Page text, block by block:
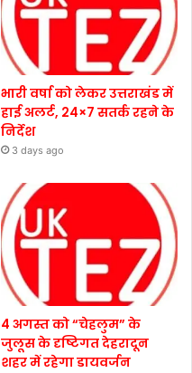
भारी वर्षा को लेकर उत्तराखंड में
हाई अलर्ट, 24×7 सतर्क रहने के
निर्देश
3 days ago
4 अगस्त को “चेहलुम” के
जुलूस के दृष्टिगत देहरादून
शहर में रहेगा डायवर्जन